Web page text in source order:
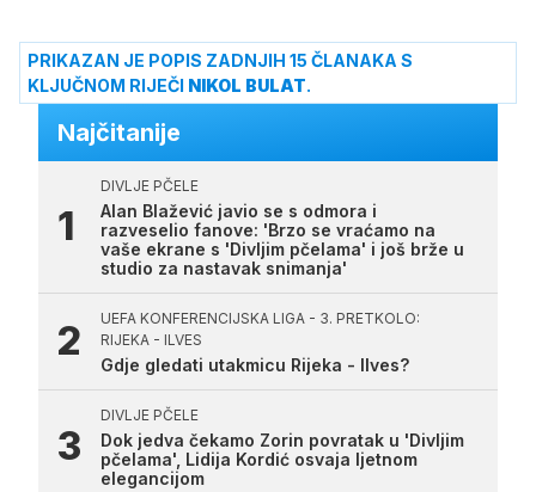
PRIKAZAN JE POPIS ZADNJIH 15 ČLANAKA S
KLJUČNOM RIJEČI NIKOL BULAT.
Najčitanije
DIVLJE PČELE
Alan Blažević javio se s odmora i
razveselio fanove: 'Brzo se vraćamo na
vaše ekrane s 'Divljim pčelama' i još brže u
studio za nastavak snimanja'
UEFA KONFERENCIJSKA LIGA - 3. PRETKOLO:
RIJEKA - ILVES
Gdje gledati utakmicu Rijeka - Ilves?
DIVLJE PČELE
Dok jedva čekamo Zorin povratak u 'Divljim
pčelama', Lidija Kordić osvaja ljetnom
elegancijom